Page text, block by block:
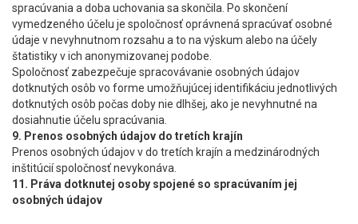
spracúvania a doba uchovania sa skončila. Po skončení
vymedzeného účelu je spoločnosť oprávnená spracúvať osobné
údaje v nevyhnutnom rozsahu a to na výskum alebo na účely
štatistiky v ich anonymizovanej podobe.
Spoločnosť zabezpečuje spracovávanie osobných údajov
dotknutých osôb vo forme umožňujúcej identifikáciu jednotlivých
dotknutých osôb počas doby nie dlhšej, ako je nevyhnutné na
dosiahnutie účelu spracúvania.
9. Prenos osobných údajov do tretích krajín
Prenos osobných údajov v do tretích krajín a medzinárodných
inštitúcií spoločnosť nevykonáva.
11. Práva dotknutej osoby spojené so spracúvaním jej
osobných údajov